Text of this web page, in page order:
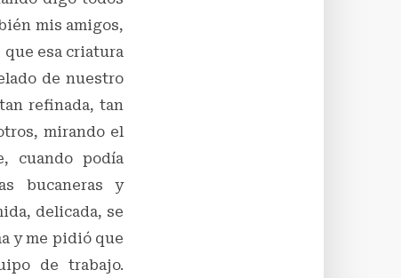
mis amigos,
que esa criatura
de nuestro
refinada, tan
mirando el
cuando podía
bucaneras y
delicada, se
y me pidió que
de trabajo.